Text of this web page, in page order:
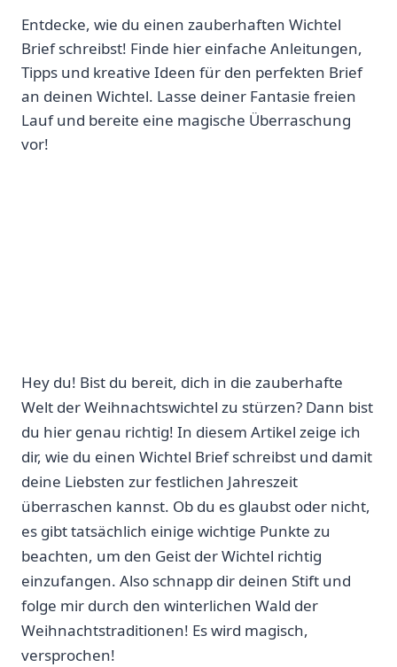
Entdecke, wie du einen zauberhaften Wichtel
Brief schreibst! Finde hier einfache Anleitungen,
Tipps und kreative Ideen für den perfekten Brief
an deinen Wichtel. Lasse deiner Fantasie freien
Lauf und bereite eine magische Überraschung
vor!
Hey du! Bist du bereit, dich in die zauberhafte
Welt der Weihnachtswichtel zu stürzen? Dann bist
du hier genau richtig! In diesem Artikel zeige ich
dir, wie du einen Wichtel Brief schreibst und damit
deine Liebsten zur festlichen Jahreszeit
überraschen kannst. Ob du es glaubst oder nicht,
es gibt tatsächlich einige wichtige Punkte zu
beachten, um den Geist der Wichtel richtig
einzufangen. Also schnapp dir deinen Stift und
folge mir durch den winterlichen Wald der
Weihnachtstraditionen! Es wird magisch,
versprochen!